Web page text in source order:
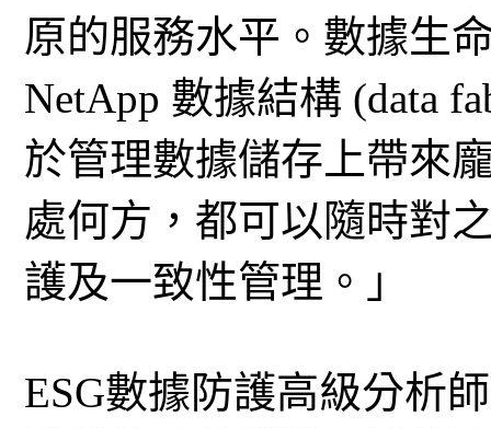
原的服務水平。數據生
NetApp 數據結構 (data
於管理數據儲存上帶來
處何方，都可以隨時對
護及一致性管理。」
ESG數據防護高級分析